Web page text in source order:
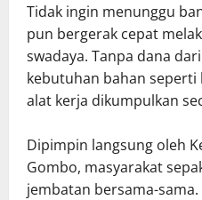
Tidak ingin menunggu
pun bergerak cepat
swadaya. Tanpa dana
kebutuhan bahan seperti
alat kerja dikumpulkan
Dipimpin langsung oleh
Gombo, masyarakat
jembatan bersama-